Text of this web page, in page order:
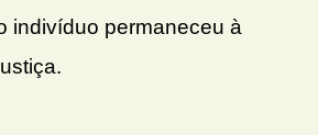
indivíduo permaneceu à